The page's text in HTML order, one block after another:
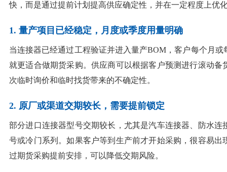
快，而是通过提前计划提高供应确定性，并在一定程度上优
1. 量产项目已经稳定，月度或季度用量明确
当连接器已经通过工程验证并进入量产BOM，客户每个月
就更适合做期货采购。供应商可以根据客户预测进行滚动备
次临时询价和临时找货带来的不确定性。
2. 原厂或渠道交期较长，需要提前锁定
部分进口连接器型号交期较长，尤其是汽车连接器、防水连
号或冷门系列。如果客户等到生产前才开始采购，很容易出
过期货采购提前安排，可以降低交期风险。